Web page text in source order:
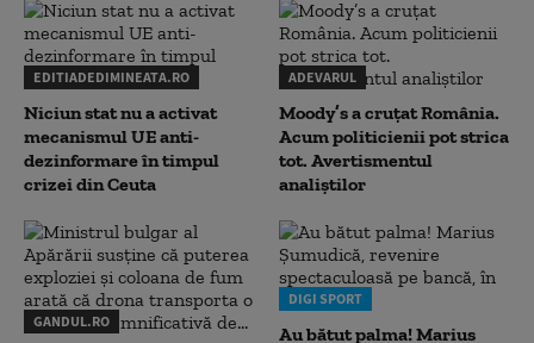
EDITIADEDIMINEATA.RO
Niciun stat nu a activat
mecanismul UE anti-
dezinformare în timpul
crizei din Ceuta
ADEVARUL
Moody’s a cruțat România.
Acum politicienii pot strica
tot. Avertismentul
analiștilor
GANDUL.RO
DIGI SPORT
Au bătut palma! Marius